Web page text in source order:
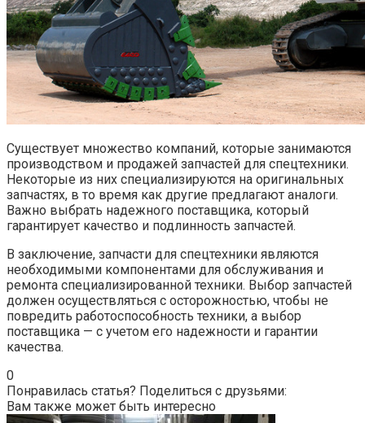
Существует множество компаний, которые занимаются
производством и продажей запчастей для спецтехники.
Некоторые из них специализируются на оригинальных
запчастях, в то время как другие предлагают аналоги.
Важно выбрать надежного поставщика, который
гарантирует качество и подлинность запчастей.
В заключение, запчасти для спецтехники являются
необходимыми компонентами для обслуживания и
ремонта специализированной техники. Выбор запчастей
должен осуществляться с осторожностью, чтобы не
повредить работоспособность техники, а выбор
поставщика — с учетом его надежности и гарантии
качества.
0
Понравилась статья? Поделиться с друзьями:
Вам также может быть интересно